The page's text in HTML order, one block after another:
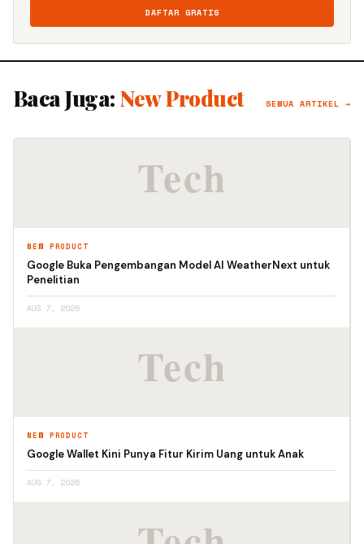
DAFTAR GRATIS
Baca Juga: New Product SEMUA ARTIKEL →
NEW PRODUCT
Google Buka Pengembangan Model AI WeatherNext untuk
Penelitian
AUG 7, 2026
NEW PRODUCT
Google Wallet Kini Punya Fitur Kirim Uang untuk Anak
AUG 7, 2026